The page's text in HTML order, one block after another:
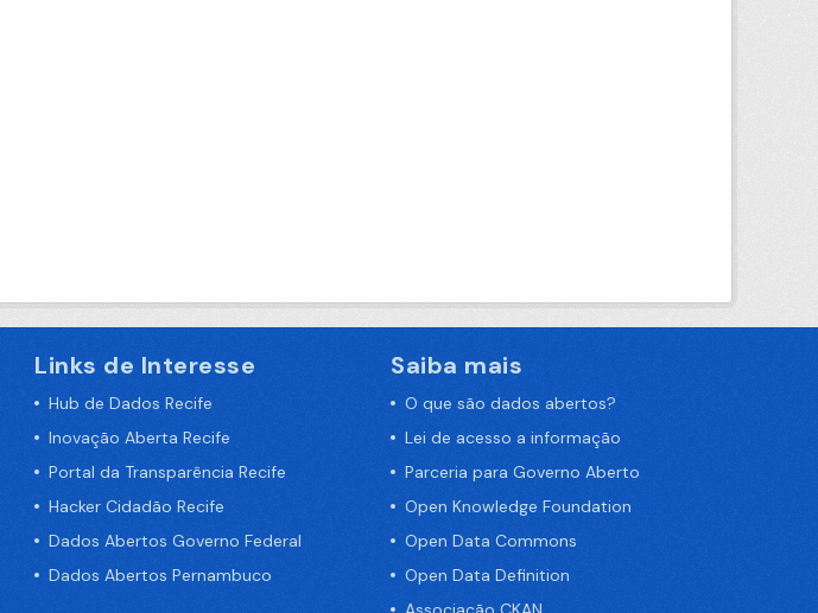
Links de Interesse
Hub de Dados Recife
Inovação Aberta Recife
Portal da Transparência Recife
Hacker Cidadão Recife
Dados Abertos Governo Federal
Dados Abertos Pernambuco
Saiba mais
O que são dados abertos?
Lei de acesso a informação
Parceria para Governo Aberto
Open Knowledge Foundation
Open Data Commons
Open Data Definition